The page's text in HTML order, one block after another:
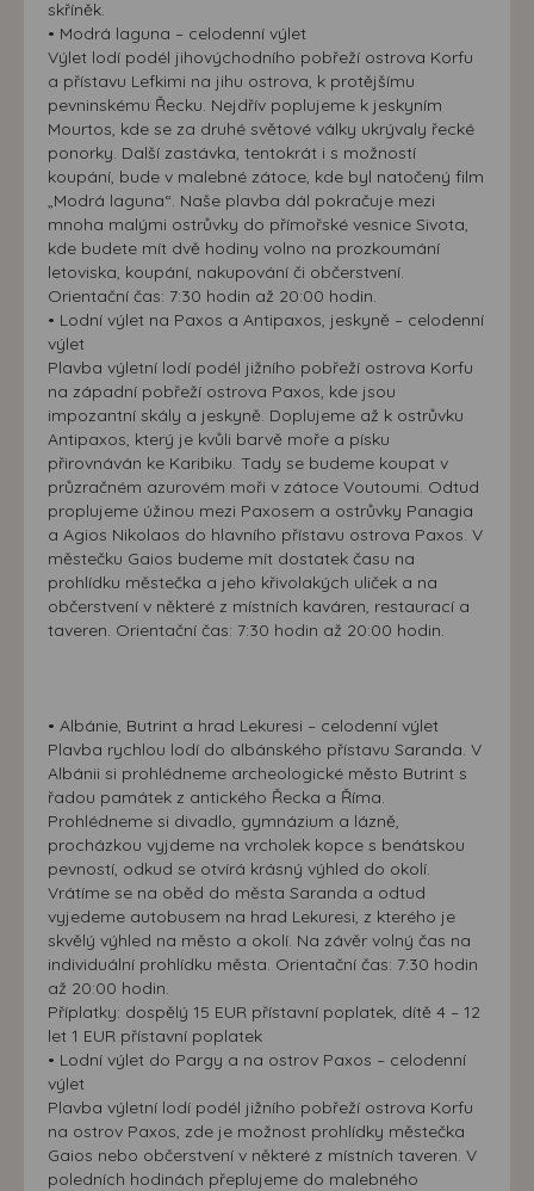
skříněk.
• Modrá laguna – celodenní výlet
Výlet lodí podél jihovýchodního pobřeží ostrova Korfu
a přístavu Lefkimi na jihu ostrova, k protějšímu
pevninskému Řecku. Nejdřív poplujeme k jeskyním
Mourtos, kde se za druhé světové války ukrývaly řecké
ponorky. Další zastávka, tentokrát i s možností
koupání, bude v malebné zátoce, kde byl natočený film
„Modrá laguna“. Naše plavba dál pokračuje mezi
mnoha malými ostrůvky do přímořské vesnice Sivota,
kde budete mít dvě hodiny volno na prozkoumání
letoviska, koupání, nakupování či občerstvení.
Orientační čas: 7:30 hodin až 20:00 hodin.
• Lodní výlet na Paxos a Antipaxos, jeskyně – celodenní
výlet
Plavba výletní lodí podél jižního pobřeží ostrova Korfu
na západní pobřeží ostrova Paxos, kde jsou
impozantní skály a jeskyně. Doplujeme až k ostrůvku
Antipaxos, který je kvůli barvě moře a písku
přirovnáván ke Karibiku. Tady se budeme koupat v
průzračném azurovém moři v zátoce Voutoumi. Odtud
proplujeme úžinou mezi Paxosem a ostrůvky Panagia
a Agios Nikolaos do hlavního přístavu ostrova Paxos. V
městečku Gaios budeme mít dostatek času na
prohlídku městečka a jeho křivolakých uliček a na
občerstvení v některé z místních kaváren, restaurací a
taveren. Orientační čas: 7:30 hodin až 20:00 hodin.
• Albánie, Butrint a hrad Lekuresi – celodenní výlet
Plavba rychlou lodí do albánského přístavu Saranda. V
Albánii si prohlédneme archeologické město Butrint s
řadou památek z antického Řecka a Říma.
Prohlédneme si divadlo, gymnázium a lázně,
procházkou vyjdeme na vrcholek kopce s benátskou
pevností, odkud se otvírá krásný výhled do okolí.
Vrátíme se na oběd do města Saranda a odtud
vyjedeme autobusem na hrad Lekuresi, z kterého je
skvělý výhled na město a okolí. Na závěr volný čas na
individuální prohlídku města. Orientační čas: 7:30 hodin
až 20:00 hodin.
Příplatky: dospělý 15 EUR přístavní poplatek, dítě 4 – 12
let 1 EUR přístavní poplatek
• Lodní výlet do Pargy a na ostrov Paxos – celodenní
výlet
Plavba výletní lodí podél jižního pobřeží ostrova Korfu
na ostrov Paxos, zde je možnost prohlídky městečka
Gaios nebo občerstvení v některé z místních taveren. V
poledních hodinách přeplujeme do malebného